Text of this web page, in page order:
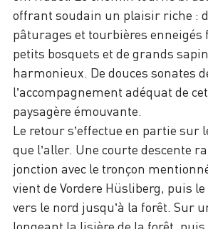
offrant soudain un plaisir riche :
pâturages et tourbières enneigés
petits bosquets et de grands
harmonieux. De douces sonates
l’accompagnement adéquat de
paysagère émouvante.
Le retour s’effectue en partie sur
que l’aller. Une courte descente
jonction avec le tronçon
vient de Vordere Hüsliberg, puis
vers le nord jusqu’à la forêt. Sur